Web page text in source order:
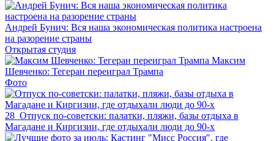
Андрей Бунич: Вся наша экономическая политика настроена
на разорение страны
Открытая студия
Максим
Шевченко: Тегеран переиграл Трампа
Фото
28 Отпуск по‑советски: палатки, пляжи, базы отдыха в
Магадане и Киргизии, где отдыхали люди до 90-х